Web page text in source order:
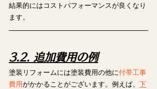
結果的にはコストパフォーマンスが良くなり
ます。
3.2. 追加費用の例
塗装リフォームには塗装費用の他に付帯工事
費用がかかることがございます。例えば、 下